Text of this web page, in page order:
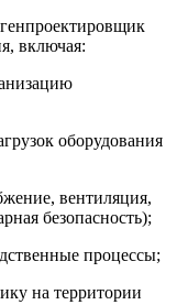
включая:
оборудования
вентиляция,
безопасность);
процессы;
на территории